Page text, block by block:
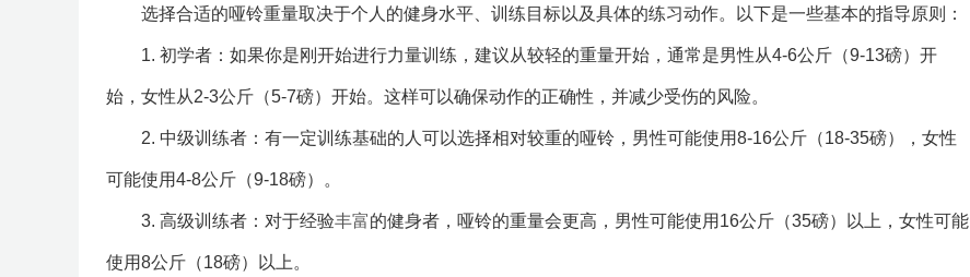
选择合适的哑铃重量取决于个人的健身水平、训练目标以及具体的练习动作。以下是一些基本的指导原则：
1. 初学者：如果你是刚开始进行力量训练，建议从较轻的重量开始，通常是男性从4-6公斤（9-13磅）开
始，女性从2-3公斤（5-7磅）开始。这样可以确保动作的正确性，并减少受伤的风险。
2. 中级训练者：有一定训练基础的人可以选择相对较重的哑铃，男性可能使用8-16公斤（18-35磅），女性
可能使用4-8公斤（9-18磅）。
3. 高级训练者：对于经验丰富的健身者，哑铃的重量会更高，男性可能使用16公斤（35磅）以上，女性可能
使用8公斤（18磅）以上。